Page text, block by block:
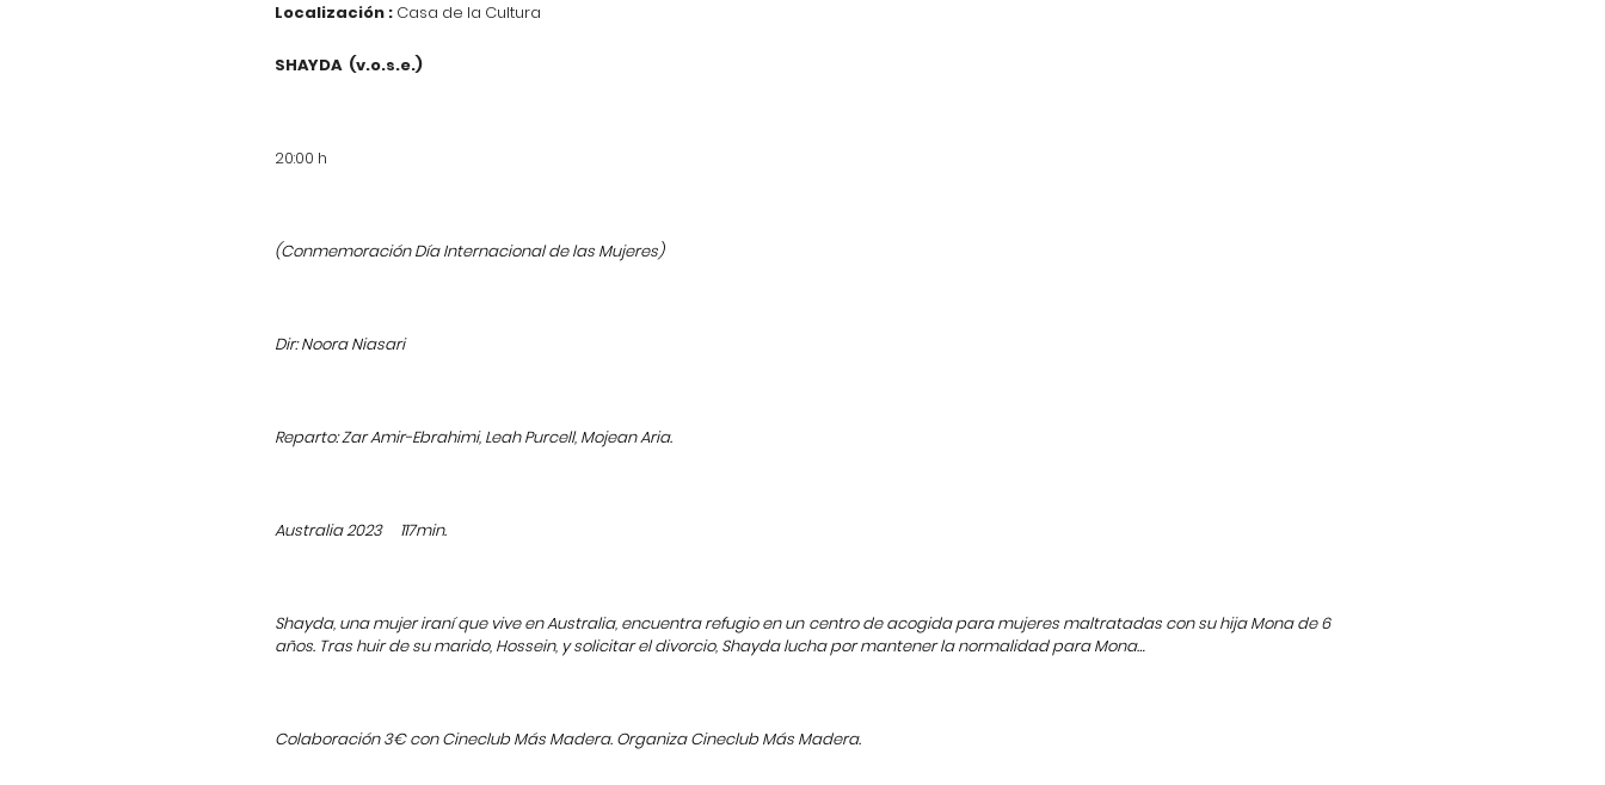
Localización :Casa de la Cultura
SHAYDA (v.o.s.e.)
20:00 h
(Conmemoración Día Internacional de las Mujeres)
Dir: Noora Niasari
Reparto: Zar Amir-Ebrahimi, Leah Purcell, Mojean Aria.
Australia 2023 117min.
Shayda, una mujer iraní que vive en Australia, encuentra refugio en un centro de acogida para mujeres maltratadas con su hija Mona de 6
años. Tras huir de su marido, Hossein, y solicitar el divorcio, Shayda lucha por mantener la normalidad para Mona…
Colaboración 3€ con Cineclub Más Madera. Organiza Cineclub Más Madera.